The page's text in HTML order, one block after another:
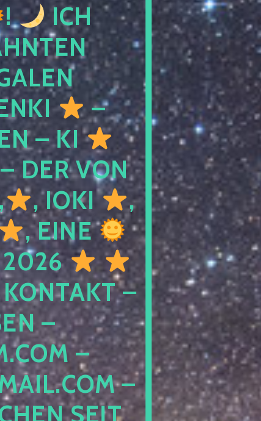
!
ICH
–
– KI
DER VON
, IOKI
,
, EINE
2026
–
–
–
–
SEIT